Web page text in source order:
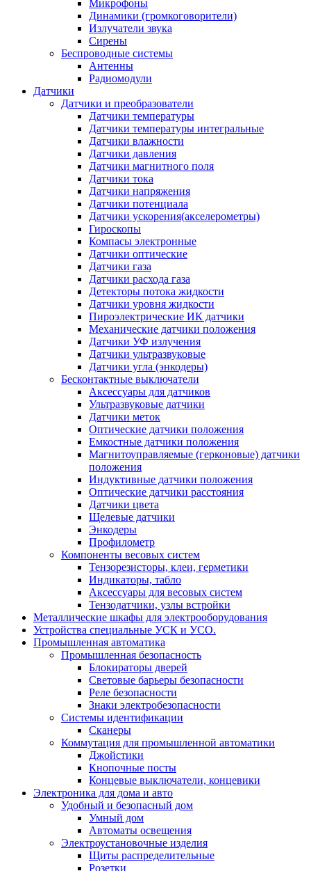
Микрофоны
Динамики (громкоговорители)
Излучатели звука
Сирены
Беспроводные системы
Антенны
Радиомодули
Датчики
Датчики и преобразователи
Датчики температуры
Датчики температуры интегральные
Датчики влажности
Датчики давления
Датчики магнитного поля
Датчики тока
Датчики напряжения
Датчики потенциала
Датчики ускорения(акселерометры)
Гироскопы
Компасы электронные
Датчики оптические
Датчики газа
Датчики расхода газа
Детекторы потока жидкости
Датчики уровня жидкости
Пироэлектрические ИК датчики
Механические датчики положения
Датчики УФ излучения
Датчики ультразвуковые
Датчики угла (энкодеры)
Бесконтактные выключатели
Аксессуары для датчиков
Ультразвуковые датчики
Датчики меток
Оптические датчики положения
Емкостные датчики положения
Магнитоуправляемые (герконовые) датчики
положения
Индуктивные датчики положения
Оптические датчики расстояния
Датчики цвета
Щелевые датчики
Энкодеры
Профилометр
Компоненты весовых систем
Тензорезисторы, клеи, герметики
Индикаторы, табло
Аксессуары для весовых систем
Тензодатчики, узлы встройки
Металлические шкафы для электрооборудования
Устройства специальные УСК и УСО.
Промышленная автоматика
Промышленная безопасность
Блокираторы дверей
Световые барьеры безопасности
Реле безопасности
Знаки электробезопасности
Системы идентификации
Сканеры
Коммутация для промышленной автоматики
Джойстики
Кнопочные посты
Концевые выключатели, концевики
Электроника для дома и авто
Удобный и безопасный дом
Умный дом
Автоматы освещения
Электроустановочные изделия
Щиты распределительные
Розетки